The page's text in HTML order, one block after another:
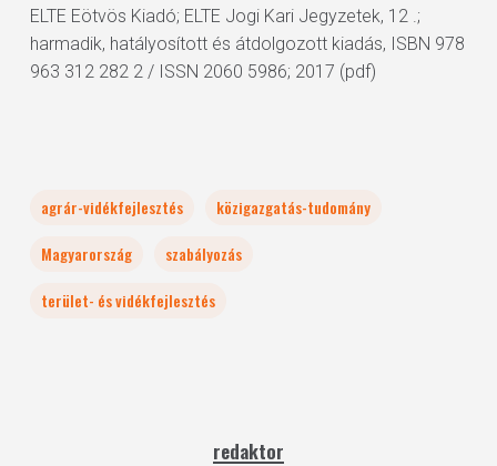
ELTE Eötvös Kiadó; ELTE Jogi Kari Jegyzetek, 12 .;
harmadik, hatályosított és átdolgozott kiadás, ISBN 978
963 312 282 2 / ISSN 2060 5986; 2017 (pdf)
agrár-vidékfejlesztés
közigazgatás-tudomány
Magyarország
szabályozás
terület- és vidékfejlesztés
redaktor